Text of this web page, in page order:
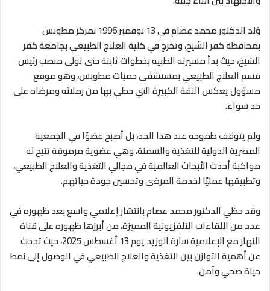
وُلد الدكتور محمد عصام في 13 نوفمبر 1996 بمركز مطوبس
بمحافظة كفر الشيخ، وتخرج في كلية العلاج الطبيعي بجامعة كفر
الشيخ، حيث بدأ مسيرته الطبية بخطوات ثابتة حتى تولى منصب رئيس
قسم العلاج الطبيعي بمستشفى حميات مطوبس، وهو موقع
مسؤول يعكس الثقة الكبيرة التي حظي بها من زملائه ومرضاه على
حد سواء.
ولم يتوقف طموحه عند هذا الحد، بل أصبح عضوًا في الجمعية
المصرية الدولية للتغذية والسمنة، وهي عضوية مرموقة تتيح له
مواكبة أحدث الأبحاث العالمية في مجالي التغذية والعلاج الطبيعي،
وتطبيقها عمليًا لخدمة المرضى وتحسين جودة حياتهم.
وقد حظي الدكتور محمد عصام بانتشار إعلامي واسع بعد ظهوره في
عدد من اللقاءات التلفزيونية المميزة، من أبرزها ظهوره على قناة
النهار مع الإعلامية سارة الوزيد يوم 13 أغسطس 2025، حيث تحدث
عن أهمية التوازن بين التغذية والعلاج الطبيعي في الوصول إلى نمط
حياة صحي وآمن.